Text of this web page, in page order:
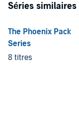
Séries similaires
The Phoenix Pack
Series
8 titres